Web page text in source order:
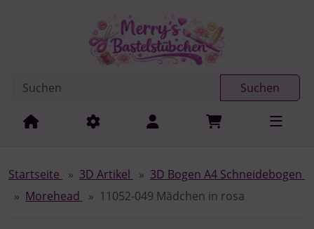
Springe zur Navigation
Suchen
Startseite 3D Artikel
3D Bogen A4 Schneidebogen
Morehead
11052-049 Mädchen in rosa